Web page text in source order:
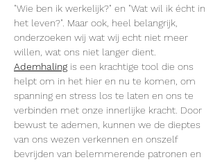
"Wie ben ik werkelijk?" en "Wat wil ik écht in
het leven?". Maar ook, heel belangrijk,
onderzoeken wij wat wij echt niet meer
willen, wat ons niet langer dient.
Ademhaling is een krachtige tool die ons
helpt om in het hier en nu te komen, om
spanning en stress los te laten en ons te
verbinden met onze innerlijke kracht. Door
bewust te ademen, kunnen we de dieptes
van ons wezen verkennen en onszelf
bevrijden van belemmerende patronen en